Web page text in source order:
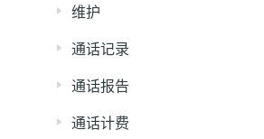
维护
通话记录
通话报告
通话计费